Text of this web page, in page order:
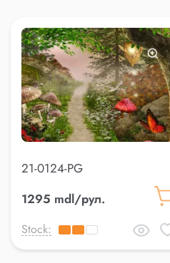
21-0124-PG
1295 mdl/рул.
Stock: